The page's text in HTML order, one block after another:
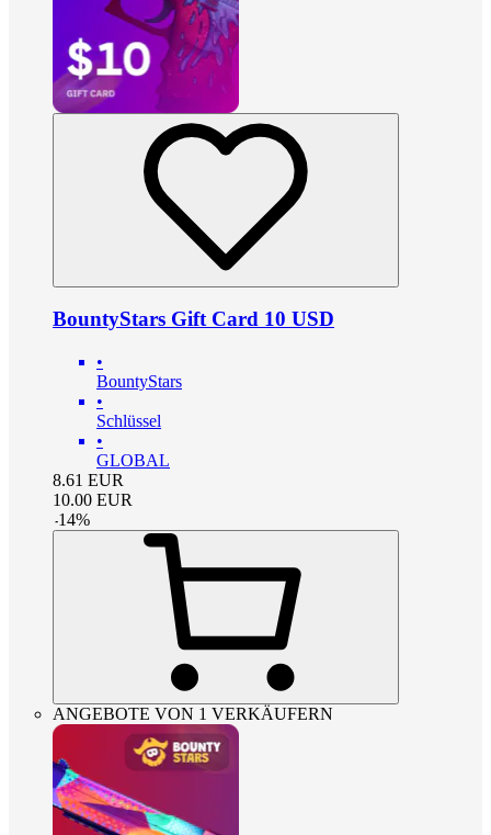
BountyStars Gift Card 10 USD
•
BountyStars
•
Schlüssel
•
GLOBAL
8.61 EUR
10.00 EUR
-14%
ANGEBOTE VON 1 VERKÄUFERN